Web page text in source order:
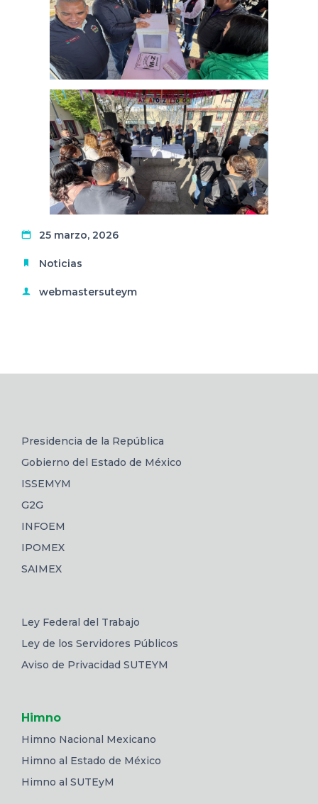
25 marzo, 2026
Noticias
webmastersuteym
Presidencia de la República
Gobierno del Estado de México
ISSEMYM
G2G
INFOEM
IPOMEX
SAIMEX
Ley Federal del Trabajo
Ley de los Servidores Públicos
Aviso de Privacidad SUTEYM
Himno
Himno Nacional Mexicano
Himno al Estado de México
Himno al SUTEyM